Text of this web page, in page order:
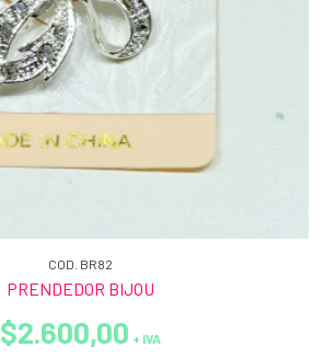
COD. BR82
PRENDEDOR BIJOU
$2.600,00 + IVA